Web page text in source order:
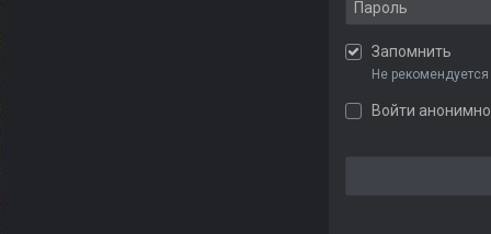
Запомнить
Не
Войти анонимно